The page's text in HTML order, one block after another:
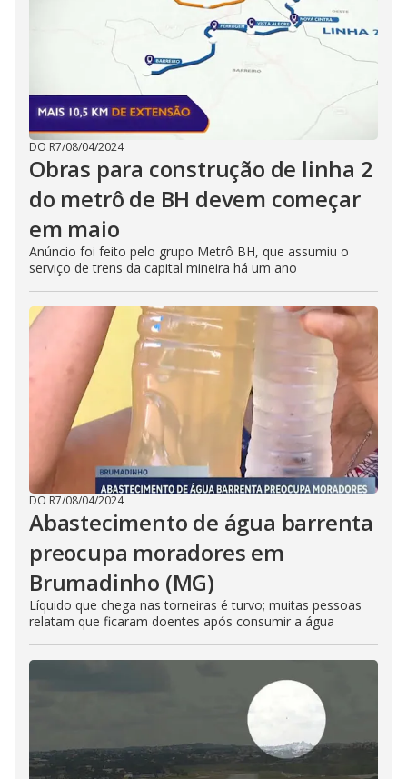
DO R7/08/04/2024
Obras para construção de linha 2
do metrô de BH devem começar
em maio
Anúncio foi feito pelo grupo Metrô BH, que assumiu o
serviço de trens da capital mineira há um ano
DO R7/08/04/2024
Abastecimento de água barrenta
preocupa moradores em
Brumadinho (MG)
Líquido que chega nas torneiras é turvo; muitas pessoas
relatam que ficaram doentes após consumir a água